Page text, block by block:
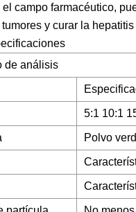
campo farmacéutico,
y curar la hepatitis
de análisis
5:1 10:1
Polvo